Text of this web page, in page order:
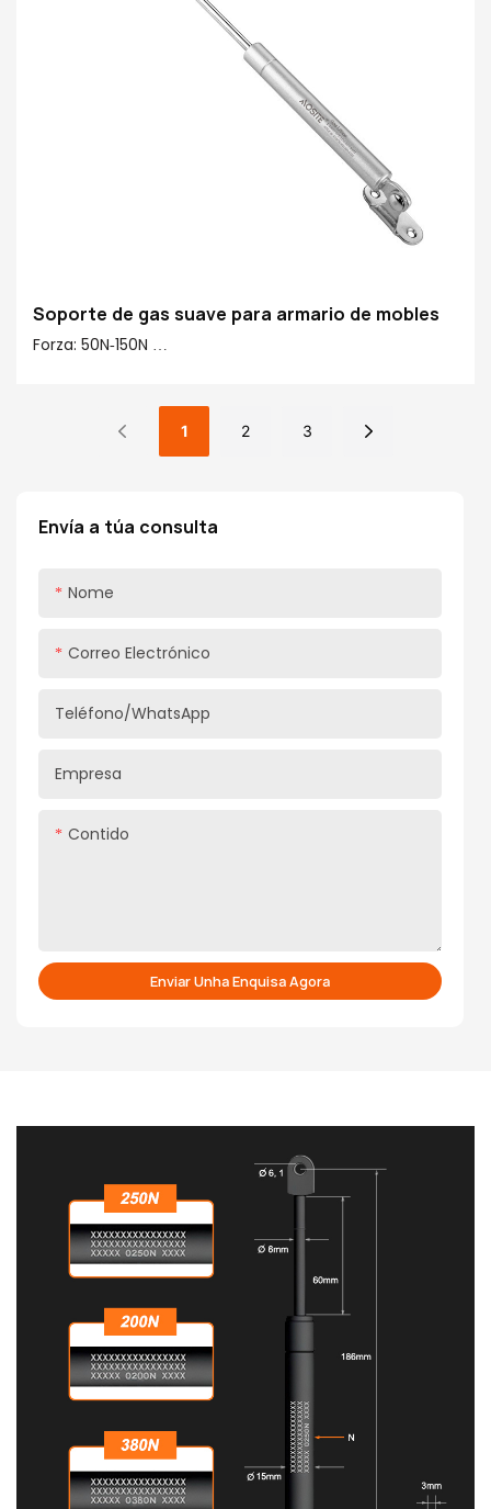
Envía a túa consulta
Nome
Correo Electrónico
Teléfono/WhatsApp
Empresa
Contido
Enviar Unha Enquisa Agora
Funcións opcionais: Estándar arriba/abaixo
suave/parada libre/dobre paso hidráulico
Soporte de gas suave para armario de mobles
Forza: 50N-150N
Carreira: 90 mm
Material principal 20#: 20# Tubo de acabado, cobre,
saudable
suave/parada libre/dobre paso hidráulico
1 2 3